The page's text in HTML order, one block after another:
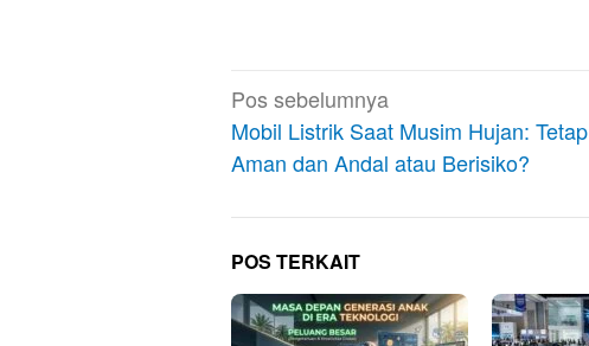
Navigasi
pos
Pos sebelumnya
Mobil Listrik Saat Musim Hujan: Tetap
Aman dan Andal atau Berisiko?
POS TERKAIT